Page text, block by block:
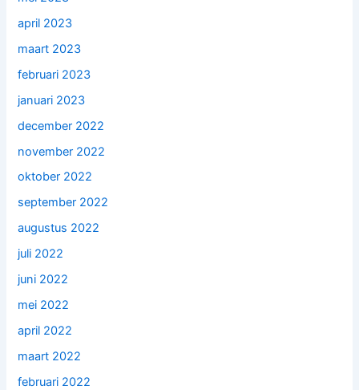
april 2023
maart 2023
februari 2023
januari 2023
december 2022
november 2022
oktober 2022
september 2022
augustus 2022
juli 2022
juni 2022
mei 2022
april 2022
maart 2022
februari 2022